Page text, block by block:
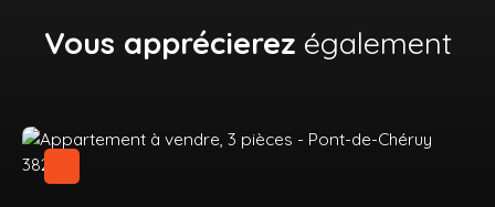
Vous apprécierez également